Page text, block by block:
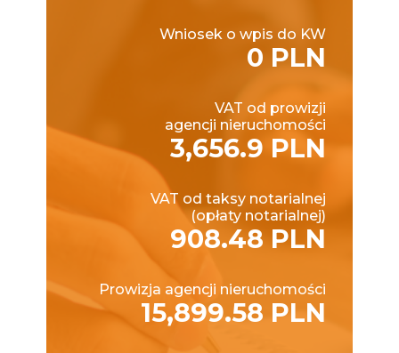
Wniosek o wpis do KW
0 PLN
VAT od prowizji
agencji nieruchomości
3,656.9 PLN
VAT od taksy notarialnej
(opłaty notarialnej)
908.48 PLN
Prowizja agencji nieruchomości
15,899.58 PLN